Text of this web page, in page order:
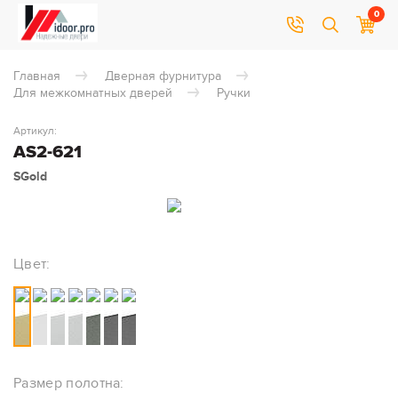
0
Главная
Дверная фурнитура
Для межкомнатных дверей
Ручки
AS2-621
Артикул:
SGold
Цвет:
Размер полотна: